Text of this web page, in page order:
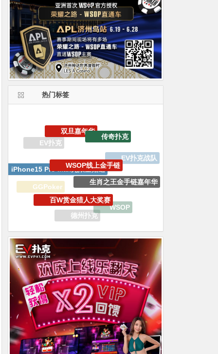
热门标签
WSOP金手链
V专属大宝箱
GGPoker
iPhone15 Pro Max无限量赠送
WSOP线上金手链
WSOP
德州扑克